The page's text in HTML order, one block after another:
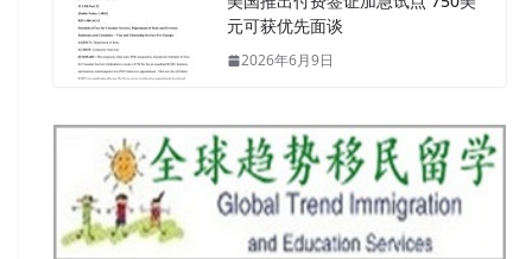
元可获优先面谈
2026年6月9日